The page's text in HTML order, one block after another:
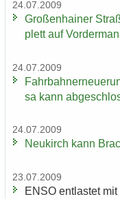
24.07.2009
Gro­ßen­hai­ner
plett auf
24.07.2009
sa kann
24.07.2009
Neu­kirch kann
23.07.2009
ENSO ent­las­tet